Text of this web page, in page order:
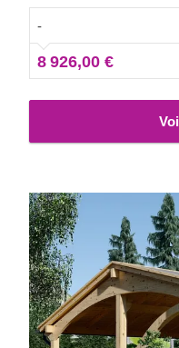
ou de la pluie.
-
8 926,00 €